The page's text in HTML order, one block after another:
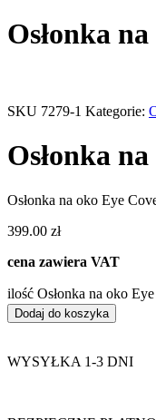
Osłonka
SKU 7279-1 Kategorie:
Osłonka
Osłonka na oko Eye
399.00 zł
cena zawiera VAT
ilość Osłonka na oko
Dodaj do koszyka
WYSYŁKA 1-3 DNI